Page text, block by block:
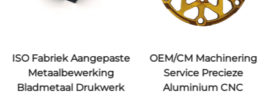
OEM/CM Machinering
Service Precieze
Aluminium CNC
Aangepaste
Onderdelen